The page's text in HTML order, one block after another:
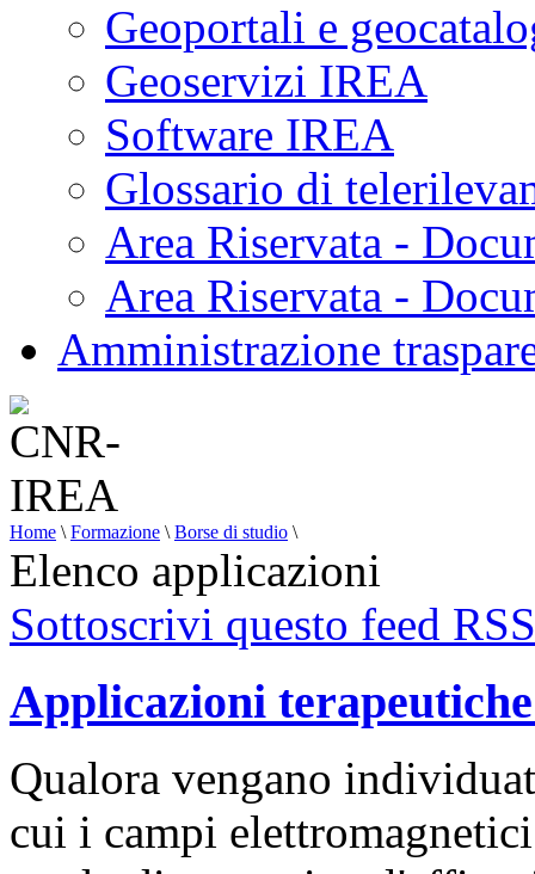
Geoportali e
Geoservizi IREA
Software IREA
Glossario di
Area Riservata -
Area Riservata -
Amministrazione
Home \ Formazione \ Borse di studio \
Elenco applicazioni
Sottoscrivi questo feed RSS
Applicazioni
Qualora vengano
cui i campi